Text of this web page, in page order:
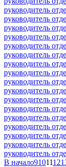
руководитель
руководитель
руководитель
руководитель
руководитель
руководитель
руководитель
руководитель
руководитель
руководитель
руководитель
руководитель
руководитель
руководитель
руководитель
руководитель
руководитель
В начало9101112